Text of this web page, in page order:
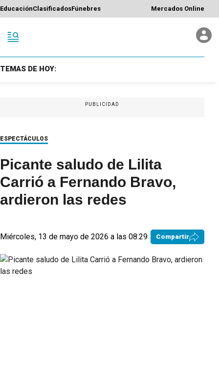
EducaciónClasificadosFúnebres Mercados Online
TEMAS DE HOY:
PUBLICIDAD
ESPECTÁCULOS
Picante saludo de Lilita
Carrió a Fernando Bravo,
ardieron las redes
Miércoles, 13 de mayo de 2026 a las 08:29 Compartir